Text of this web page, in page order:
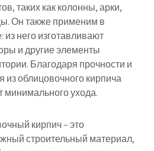
таких как колонны, арки,
Он также применим в
него изготавливают
и другие элементы
Благодаря прочности и
из облицовочного кирпича
минимального ухода.
кирпич – это
строительный материал,